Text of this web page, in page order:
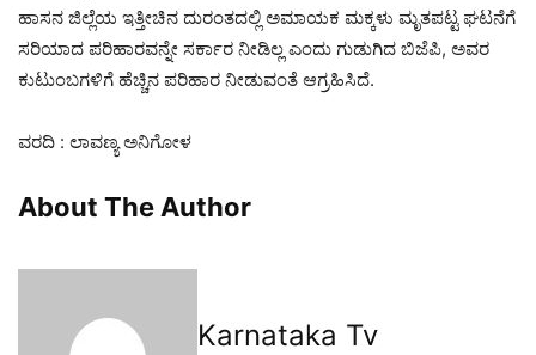
ಹಾಸನ ಜಿಲ್ಲೆಯ ಇತ್ತೀಚಿನ ದುರಂತದಲ್ಲಿ ಅಮಾಯಕ ಮಕ್ಕಳು ಮೃತಪಟ್ಟ ಘಟನೆಗೆ
ಸರಿಯಾದ ಪರಿಹಾರವನ್ನೇ ಸರ್ಕಾರ ನೀಡಿಲ್ಲ ಎಂದು ಗುಡುಗಿದ ಬಿಜೆಪಿ, ಅವರ
ಕುಟುಂಬಗಳಿಗೆ ಹೆಚ್ಚಿನ ಪರಿಹಾರ ನೀಡುವಂತೆ ಆಗ್ರಹಿಸಿದೆ.
ವರದಿ : ಲಾವಣ್ಯ ಅನಿಗೋಳ
About The Author
Karnataka Tv